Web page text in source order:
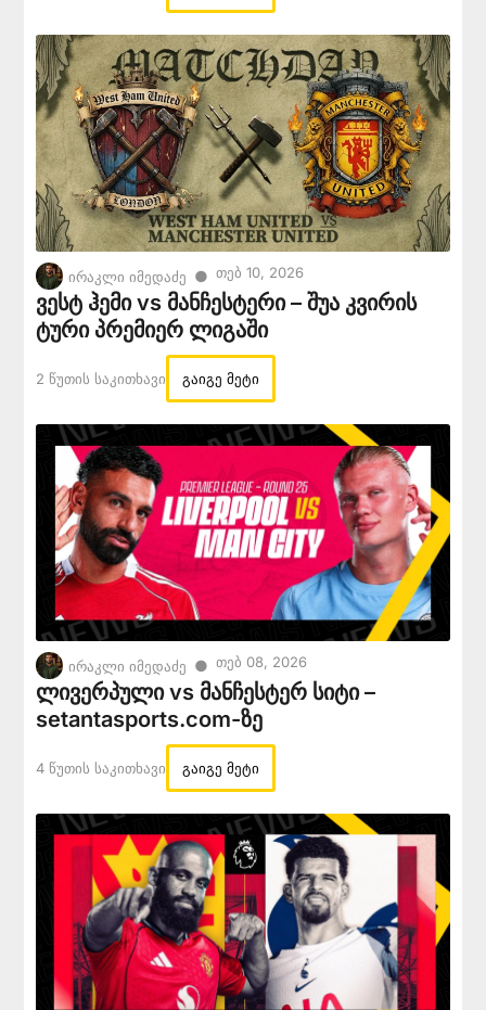
ირაკლი იმედაძე ● Თებ 10, 2026
ვესტ ჰემი vs მანჩესტერი – შუა კვირის
ტური პრემიერ ლიგაში
2 Წუთის Საკითხავი გაიგე მეტი
ირაკლი იმედაძე ● Თებ 08, 2026
ლივერპული vs მანჩესტერ სიტი –
setantasports.com-ზე
4 Წუთის Საკითხავი გაიგე მეტი